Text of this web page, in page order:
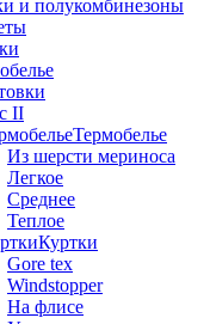
и полукомбинезоны
II
Термобелье
Из шерсти мериноса
Легкое
Среднее
Теплое
Куртки
Gore tex
Windstopper
На флисе